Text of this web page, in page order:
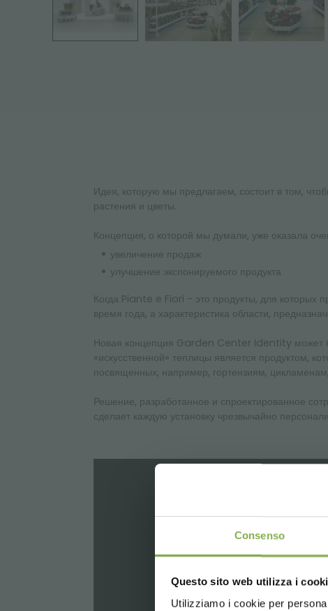
Consenso
Questo sito web utilizza i
Utilizziamo i cookie per
Идея, которую мы предлагаем, состоит в том,
растения и цветы.
Концепция, о которой мы думали, уже оказала
увеличение продаж
улучшение экспонируемого продукта
Когда Piante e Fiori - это продукты, для которых
время года, а характеристика области,
Новая концепция Garden Center Identity может
«искусственной» теплицы является продуктом,
посвященных, например, гортензиям,
Решение, разработанное и спроектированное
сделает каждую установку чрезвычайно